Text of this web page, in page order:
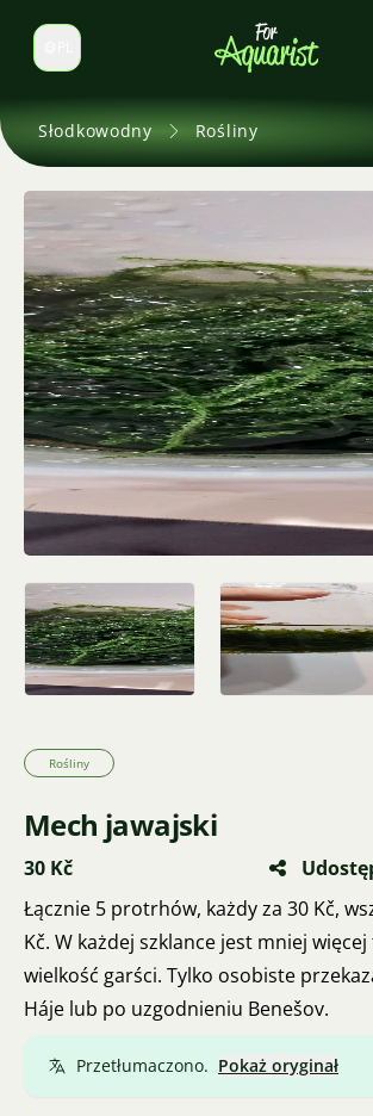
Zmień język
Słodkowodny Rośliny
Rośliny
Mech jawajski
30 Kč
Łącznie 5 protrhów, każdy za 30 Kč,
Kč. W każdej szklance jest mniej
wielkość garści. Tylko osobiste
Háje lub po uzgodnieniu Benešov.
Przetłumaczono. Pokaż oryginał